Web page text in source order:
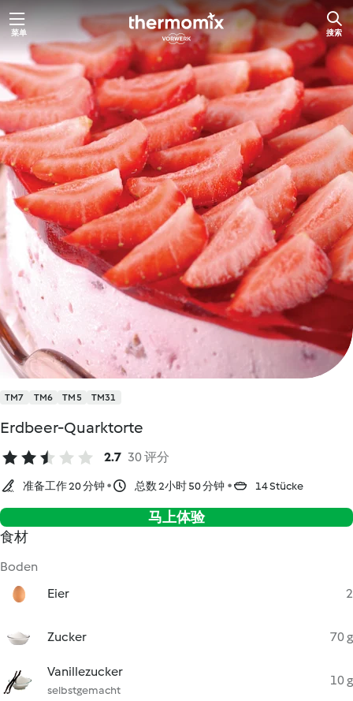
跳
内
容
菜单 搜索
TM7 TM6 TM5 TM31
Erdbeer-Quarktorte
2.7 30 评分
准备工作 20 分钟 总数 2小时 50 分钟 14 Stücke
马上体验
食材
Boden
Eier
2
Zucker 70 g
Vanillezucker
selbstgemacht
10 g